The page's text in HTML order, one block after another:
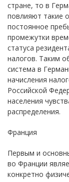
стране, то в
повлияют такие
постоянное
промежутки
статуса
налогов. Таким
система в
начисления
Российской
населения
распределения.
Франция
Первым и
во Франции
конкретно